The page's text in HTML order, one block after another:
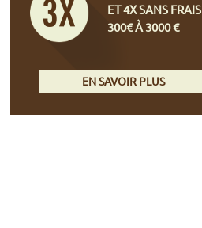
ET 4X SANS FRAIS
300€ À 3000 €
EN SAVOIR PLUS